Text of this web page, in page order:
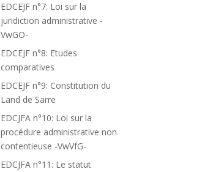
EDCEJF n°7: Loi sur la
juridiction administrative -
VwGO-
EDCEJF n°8: Etudes
comparatives
EDCEJF n°9: Constitution du
Land de Sarre
EDCJFA n°10: Loi sur la
procédure administrative non
contentieuse -VwVfG-
EDCJFA n°11: Le statut